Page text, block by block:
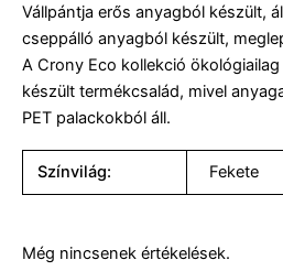
Vállpántja erős anyagból készült,
cseppálló anyagból készült,
A Crony Eco kollekció
készült termékcsalád, mivel
PET palackokból áll.
Színvilág: Fekete
Még nincsenek értékelések.